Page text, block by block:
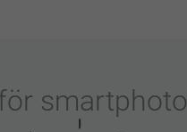
smartphoto